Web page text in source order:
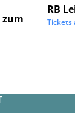
RB
Tickets